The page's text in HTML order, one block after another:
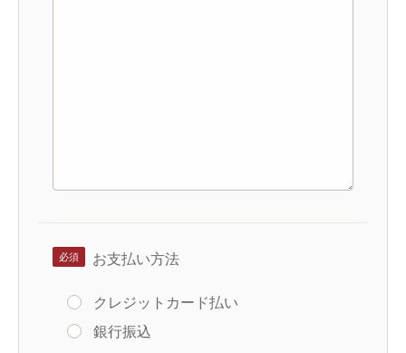
お支払い方法
クレジットカード払い
銀行振込